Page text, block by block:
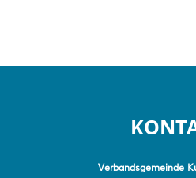
Verbandsgemeinde